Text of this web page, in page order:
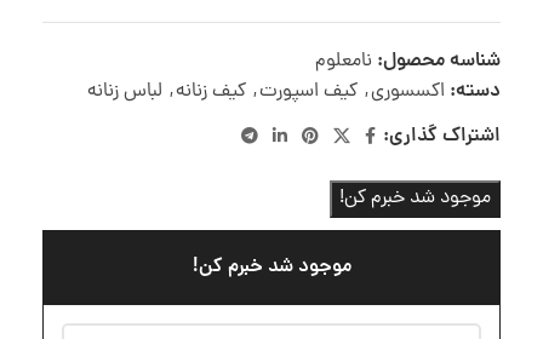
شناسه محصول: نامعلوم
دسته: اکسسوری, کیف اسپورت, کیف زنانه, لباس زنانه
اشتراک گذاری:
موجود شد خبرم کن!
موجود شد خبرم کن!